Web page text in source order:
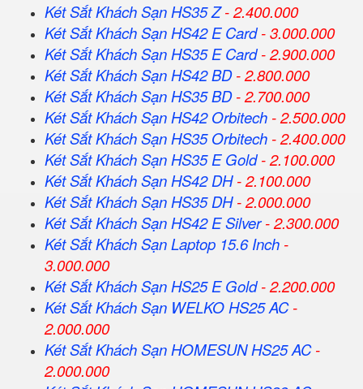
Két Sắt Khách Sạn HS35 Z- 2.400.000
Két Sắt Khách Sạn HS42 E Card- 3.000.000
Két Sắt Khách Sạn HS35 E Card- 2.900.000
Két Sắt Khách Sạn HS42 BD- 2.800.000
Két Sắt Khách Sạn HS35 BD- 2.700.000
Két Sắt Khách Sạn HS42 Orbitech - 2.500.000
Két Sắt Khách Sạn HS35 Orbitech - 2.400.000
Két Sắt Khách Sạn HS35 E Gold- 2.100.000
Két Sắt Khách Sạn HS42 DH- 2.100.000
Két Sắt Khách Sạn HS35 DH- 2.000.000
Két Sắt Khách Sạn HS42 E Silver- 2.300.000
Két Sắt Khách Sạn Laptop 15.6 Inch -
3.000.000
Két Sắt Khách Sạn HS25 E Gold- 2.200.000
Két Sắt Khách Sạn WELKO HS25 AC-
2.000.000
Két Sắt Khách Sạn HOMESUN HS25 AC-
2.000.000